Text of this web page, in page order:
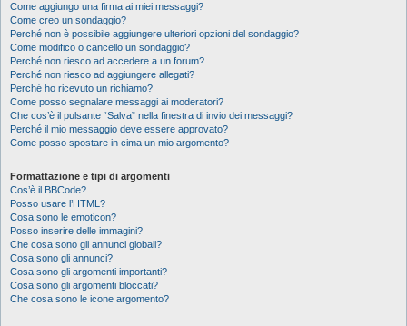
Come aggiungo una firma ai miei messaggi?
Come creo un sondaggio?
Perché non è possibile aggiungere ulteriori opzioni del sondaggio?
Come modifico o cancello un sondaggio?
Perché non riesco ad accedere a un forum?
Perché non riesco ad aggiungere allegati?
Perché ho ricevuto un richiamo?
Come posso segnalare messaggi ai moderatori?
Che cos’è il pulsante “Salva” nella finestra di invio dei messaggi?
Perché il mio messaggio deve essere approvato?
Come posso spostare in cima un mio argomento?
Formattazione e tipi di argomenti
Cos’è il BBCode?
Posso usare l’HTML?
Cosa sono le emoticon?
Posso inserire delle immagini?
Che cosa sono gli annunci globali?
Cosa sono gli annunci?
Cosa sono gli argomenti importanti?
Cosa sono gli argomenti bloccati?
Che cosa sono le icone argomento?